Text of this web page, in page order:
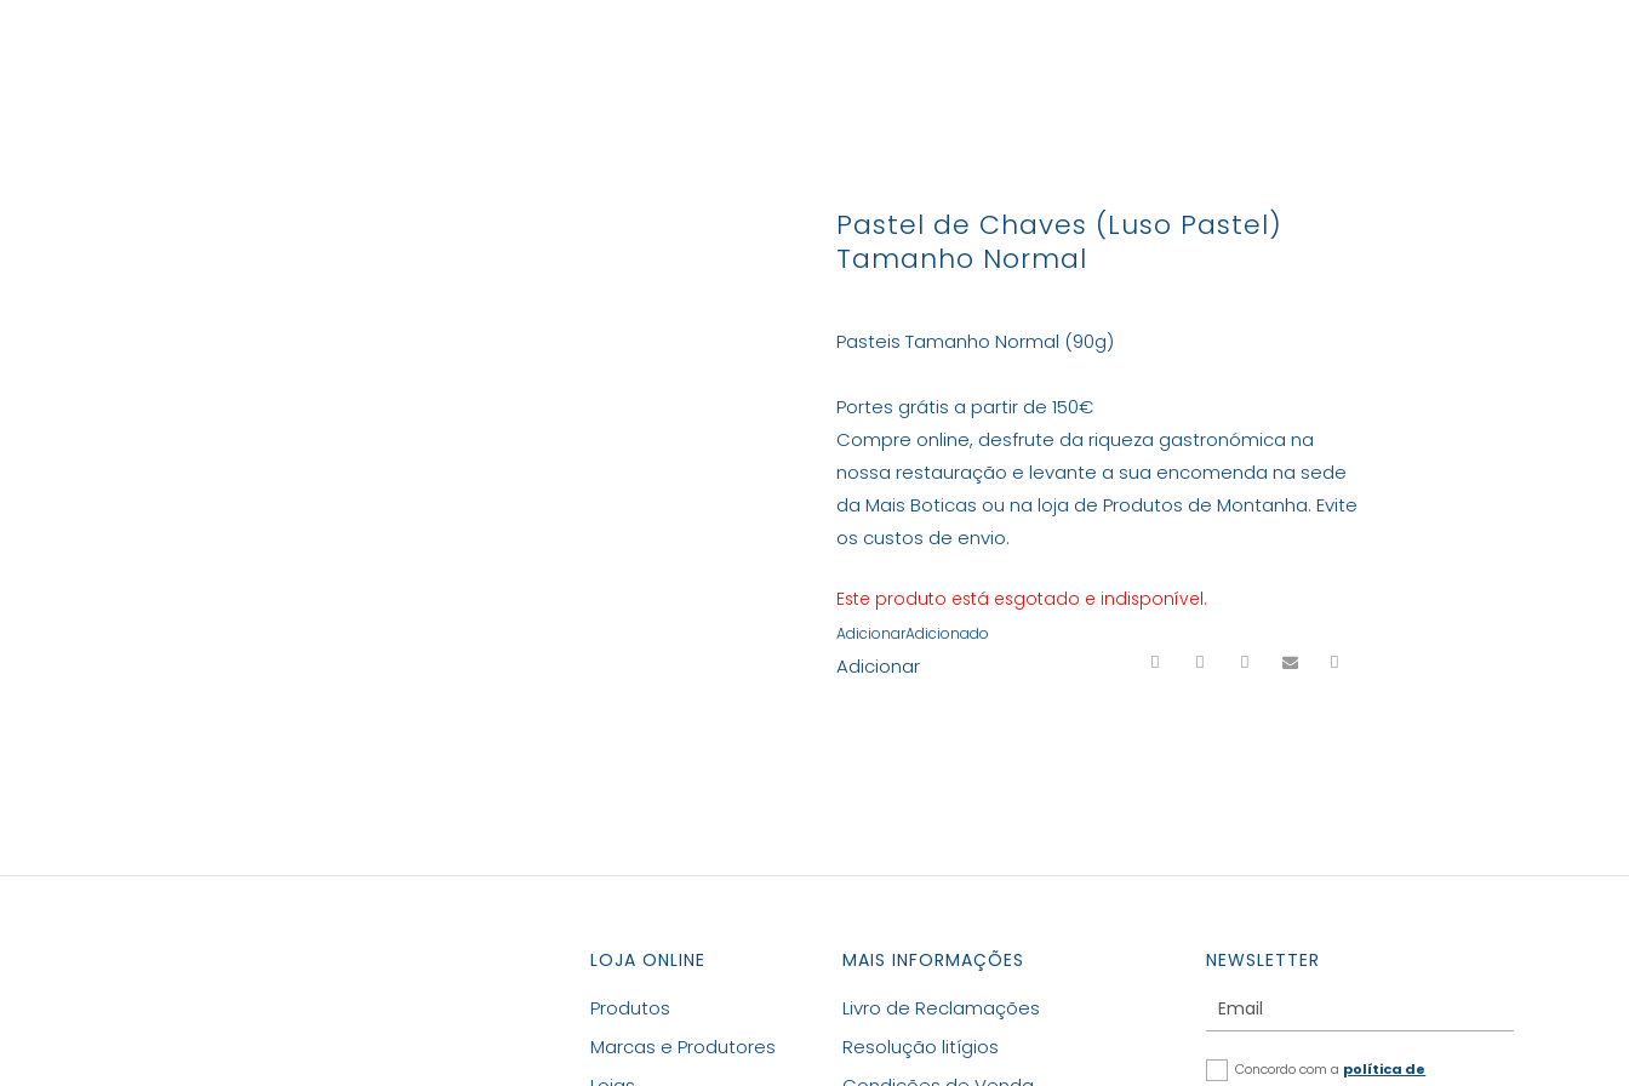
Pastel de Chaves (Luso Pastel)
Tamanho Normal
Pasteis Tamanho Normal (90g)
Portes grátis a partir de 150€
Compre online, desfrute da riqueza gastronómica na
nossa restauração e levante a sua encomenda na sede
da Mais Boticas ou na loja de Produtos de Montanha. Evite
os custos de envio.
Este produto está esgotado e indisponível.
AdicionarAdicionado
Adicionar
LOJA ONLINE
Produtos
Marcas e Produtores
MAIS INFORMAÇÕES
Livro de Reclamações
Resolução litígios
NEWSLETTER
Concordo com a política de